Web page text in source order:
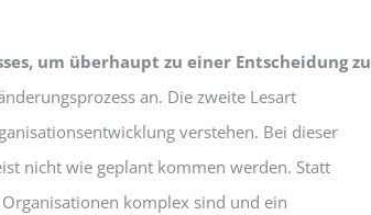
um überhaupt zu einer Entscheidung zu
an. Die zweite Lesart
verstehen. Bei dieser
nicht wie geplant kommen werden. Statt
komplex sind und ein